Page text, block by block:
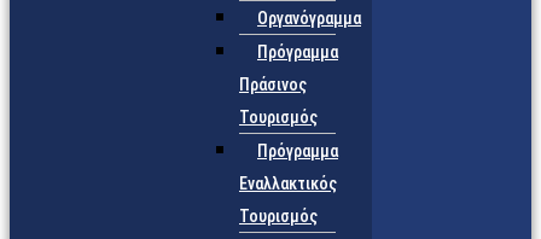
Οργανόγραμμα
Πρόγραμμα
Πράσινος
Τουρισμός
Πρόγραμμα
Εναλλακτικός
Τουρισμός